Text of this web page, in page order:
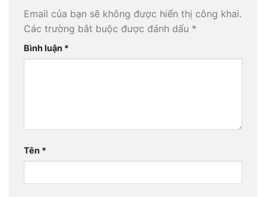
Email của bạn sẽ không được hiển thị công khai.
Các trường bắt buộc được đánh dấu *
Bình luận *
Tên *